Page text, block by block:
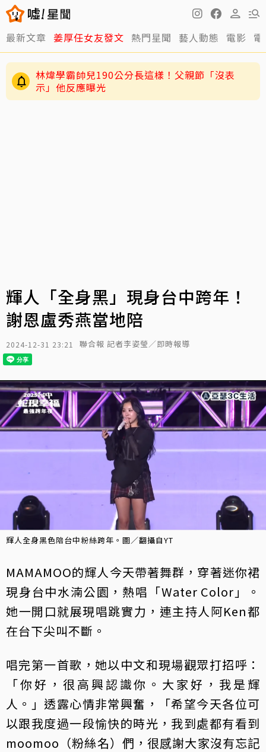
最新文章 姜厚任女友發文 熱門星聞 藝人動態 電影
林煒學霸帥兒190公分長這樣！父親節「沒表
示」他反應曝光
輝人「全身黑」現身台中跨年！
謝恩盧秀燕當地陪
2024-12-31 23:21 聯合報 記者李姿瑩／即時報導
輝人全身黑色陪台中粉絲跨年。圖／翻攝自YT
MAMAMOO的輝人今天帶著舞群，穿著迷你裙
現身台中水湳公園，熱唱「Water Color」。
她一開口就展現唱跳實力，連主持人阿Ken都
在台下尖叫不斷。
唱完第一首歌，她以中文和現場觀眾打招呼：
「你好，很高興認識你。大家好，我是輝
人。」透露心情非常興奮，「希望今天各位可
以跟我度過一段愉快的時光，我到處都有看到
moomoo（粉絲名）們，很感謝大家沒有忘記